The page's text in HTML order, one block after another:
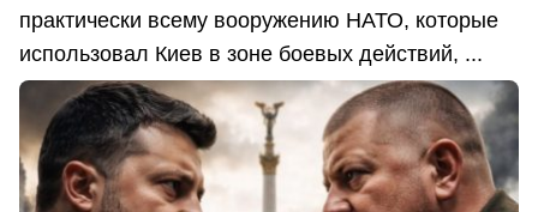
практически всему вооружению НАТО, которые
использовал Киев в зоне боевых действий, ...